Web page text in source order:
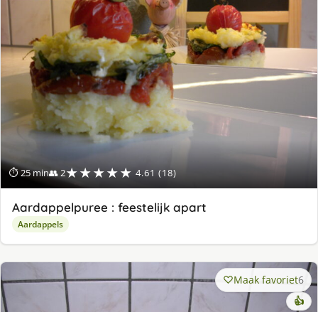
⏱ 25 min👥 2★★★★★ 4.61 (18)
Aardappelpuree : feestelijk apart
Aardappels
Maak favoriet6
👍